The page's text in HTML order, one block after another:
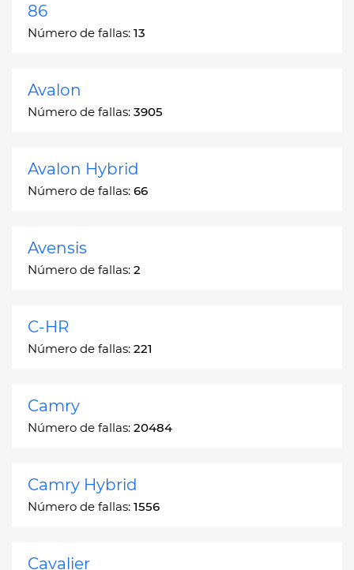
86
Número de fallas: 13
Avalon
Número de fallas: 3905
Avalon Hybrid
Número de fallas: 66
Avensis
Número de fallas: 2
C-HR
Número de fallas: 221
Camry
Número de fallas: 20484
Camry Hybrid
Número de fallas: 1556
Cavalier